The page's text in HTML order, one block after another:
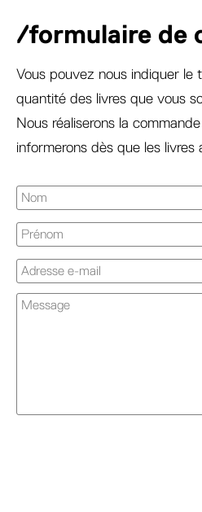
/formulaire de
Vous pouvez nous indiquer le
quantité des livres que vous
Nous réaliserons la
informerons dès que les livres